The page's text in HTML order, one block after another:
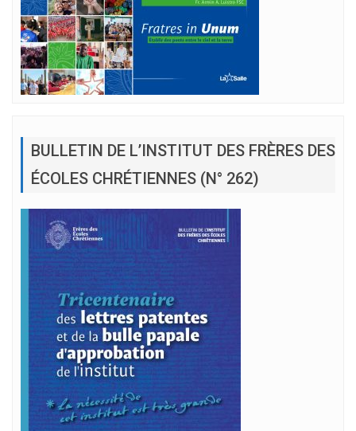
BULLETIN DE L’INSTITUT DES FRÈRES DES
ÉCOLES CHRÉTIENNES (N° 262)